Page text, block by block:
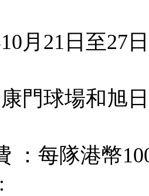
月21日至27日
門球場和旭
：每隊港幣